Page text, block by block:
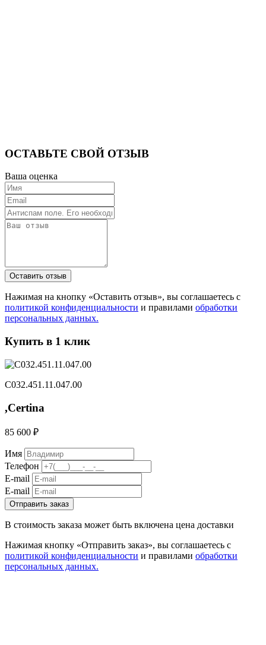
ОСТАВЬТЕ СВОЙ ОТЗЫВ
Ваша оценка
Нажимая на кнопку «Оставить отзыв», вы соглашаетесь с
политикой конфиденциальности и правилами обработки
персональных данных.
Купить в 1 клик
C032.451.11.047.00
,Certina
85 600 ₽
Имя
Телефон
E-mail
E-mail
Отправить заказ
В стоимость заказа может быть включена цена доставки
Нажимая кнопку «Отправить заказ», вы соглашаетесь с
политикой конфиденциальности и правилами обработки
персональных данных.